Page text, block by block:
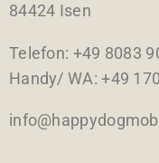
84424 Isen
Telefon: +49 8083
Handy/ WA: ‭+49